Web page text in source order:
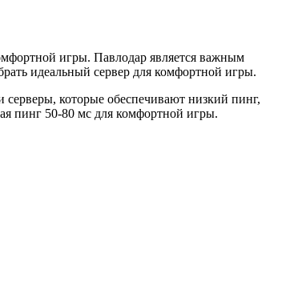
игры. Павлодар является важным
идеальный сервер для комфортной игры.
которые обеспечивают низкий пинг,
пинг 50-80 мс для комфортной игры.